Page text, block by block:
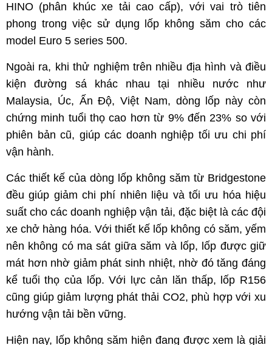
HINO (phân khúc xe tải cao cấp), với vai trò tiên
phong trong việc sử dụng lốp không săm cho các
model Euro 5 series 500.
Ngoài ra, khi thử nghiệm trên nhiều địa hình và điều
kiện đường sá khác nhau tại nhiều nước như
Malaysia, Úc, Ấn Độ, Việt Nam, dòng lốp này còn
chứng minh tuổi thọ cao hơn từ 9% đến 23% so với
phiên bản cũ, giúp các doanh nghiệp tối ưu chi phí
vận hành.
Các thiết kế của dòng lốp không săm từ Bridgestone
đều giúp giảm chi phí nhiên liệu và tối ưu hóa hiệu
suất cho các doanh nghiệp vận tải, đặc biệt là các đội
xe chở hàng hóa. Với thiết kế lốp không có săm, yếm
nên không có ma sát giữa săm và lốp, lốp được giữ
mát hơn nhờ giảm phát sinh nhiệt, nhờ đó tăng đáng
kể tuổi thọ của lốp. Với lực cản lăn thấp, lốp R156
cũng giúp giảm lượng phát thải CO2, phù hợp với xu
hướng vận tải bền vững.
Hiện nay, lốp không săm hiện đang được xem là giải